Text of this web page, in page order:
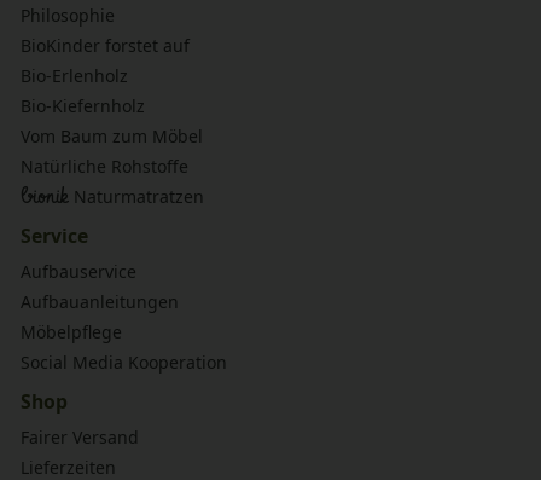
Philosophie
BioKinder forstet auf
Bio-Erlenholz
Bio-Kiefernholz
Vom Baum zum Möbel
Natürliche Rohstoffe
bionik Naturmatratzen
Service
Aufbauservice
Aufbauanleitungen
Möbelpflege
Social Media Kooperation
Shop
Fairer Versand
Lieferzeiten